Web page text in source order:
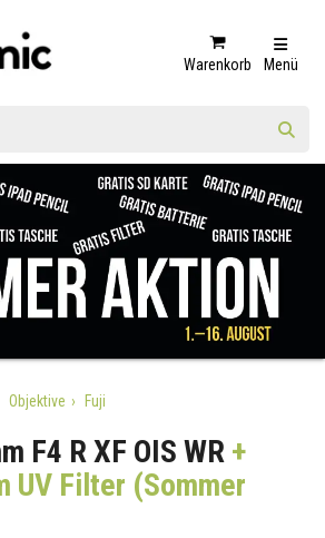
Warenkorb Menü
Objektive Fuji
F4 R XF OIS WR+
UV Filter (Sommer